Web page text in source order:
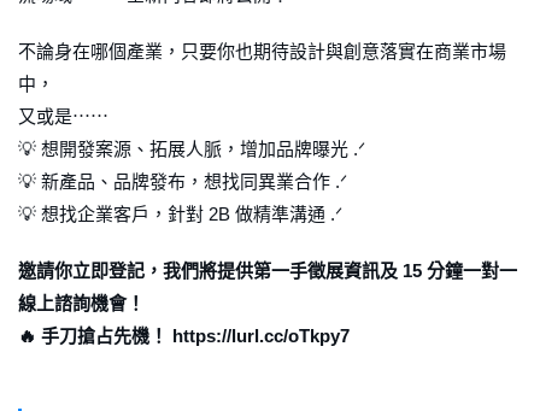
不論身在哪個產業，只要你也期待設計與創意落實在商業市場
中，
又或是⋯⋯
💡 想開發案源、拓展人脈，增加品牌曝光 .ᐟ
💡 新產品、品牌發布，想找同異業合作 .ᐟ
💡 想找企業客戶，針對 2B 做精準溝通 .ᐟ
邀請你立即登記，我們將提供第一手徵展資訊及 15 分鐘一對一
線上諮詢機會！
🔥 手刀搶占先機！ https://lurl.cc/oTkpy7